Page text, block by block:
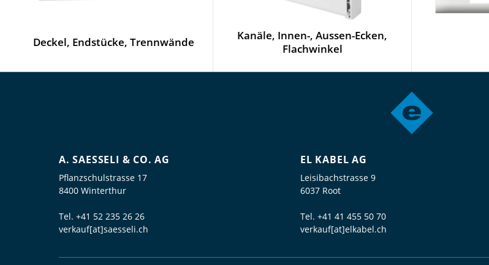
Deckel, Endstücke, Trennwände
Kanäle, Innen-, Aussen-Ecken,
Flachwinkel
A. SAESSELI & CO. AG
Pflanzschulstrasse 17
8400 Winterthur
Tel. +41 52 235 26 26
verkauf[at]saesseli.ch
EL KABEL AG
Leisibachstrasse 9
6037 Root
Tel. +41 41 455 50 70
verkauf[at]elkabel.ch